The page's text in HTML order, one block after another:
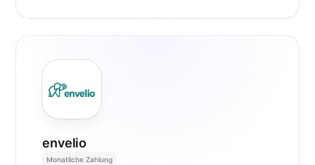
envelio
Monatliche Zahlung